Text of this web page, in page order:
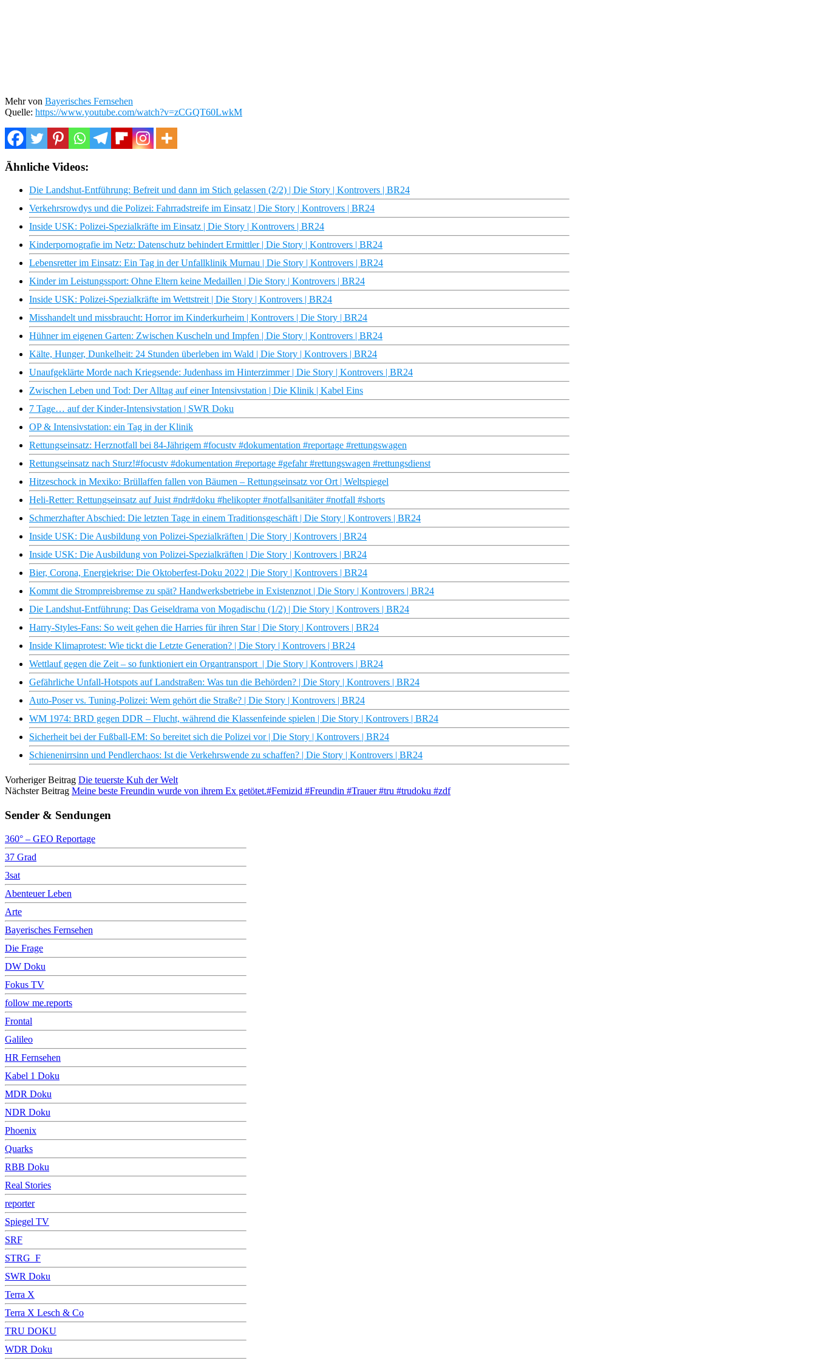
Mehr von Bayerisches Fernsehen
Quelle: https://www.youtube.com/watch?v=zCGQT60LwkM
Ähnliche Videos:
Die Landshut-Entführung: Befreit und dann im Stich gelassen (2/2) | Die Story | Kontrovers | BR24
Verkehrsrowdys und die Polizei: Fahrradstreife im Einsatz | Die Story | Kontrovers | BR24
Inside USK: Polizei-Spezialkräfte im Einsatz | Die Story | Kontrovers | BR24
Kinderpornografie im Netz: Datenschutz behindert Ermittler | Die Story | Kontrovers | BR24
Lebensretter im Einsatz: Ein Tag in der Unfallklinik Murnau | Die Story | Kontrovers | BR24
Kinder im Leistungssport: Ohne Eltern keine Medaillen | Die Story | Kontrovers | BR24
Inside USK: Polizei-Spezialkräfte im Wettstreit | Die Story | Kontrovers | BR24
Misshandelt und missbraucht: Horror im Kinderkurheim | Kontrovers | Die Story | BR24
Hühner im eigenen Garten: Zwischen Kuscheln und Impfen | Die Story | Kontrovers | BR24
Kälte, Hunger, Dunkelheit: 24 Stunden überleben im Wald | Die Story | Kontrovers | BR24
Unaufgeklärte Morde nach Kriegsende: Judenhass im Hinterzimmer | Die Story | Kontrovers | BR24
Zwischen Leben und Tod: Der Alltag auf einer Intensivstation | Die Klinik | Kabel Eins
7 Tage… auf der Kinder-Intensivstation | SWR Doku
OP & Intensivstation: ein Tag in der Klinik
Rettungseinsatz: Herznotfall bei 84-Jährigem #focustv #dokumentation #reportage #rettungswagen
Rettungseinsatz nach Sturz!#focustv #dokumentation #reportage #gefahr #rettungswagen #rettungsdienst
Hitzeschock in Mexiko: Brüllaffen fallen von Bäumen – Rettungseinsatz vor Ort | Weltspiegel
Heli-Retter: Rettungseinsatz auf Juist #ndr#doku #helikopter #notfallsanitäter #notfall #shorts
Schmerzhafter Abschied: Die letzten Tage in einem Traditionsgeschäft | Die Story | Kontrovers | BR24
Inside USK: Die Ausbildung von Polizei-Spezialkräften | Die Story | Kontrovers | BR24
Inside USK: Die Ausbildung von Polizei-Spezialkräften | Die Story | Kontrovers | BR24
Bier, Corona, Energiekrise: Die Oktoberfest-Doku 2022 | Die Story | Kontrovers | BR24
Kommt die Strompreisbremse zu spät? Handwerksbetriebe in Existenznot | Die Story | Kontrovers | BR24
Die Landshut-Entführung: Das Geiseldrama von Mogadischu (1/2) | Die Story | Kontrovers | BR24
Harry-Styles-Fans: So weit gehen die Harries für ihren Star | Die Story | Kontrovers | BR24
Inside Klimaprotest: Wie tickt die Letzte Generation? | Die Story | Kontrovers | BR24
Wettlauf gegen die Zeit – so funktioniert ein Organtransport | Die Story | Kontrovers | BR24
Gefährliche Unfall-Hotspots auf Landstraßen: Was tun die Behörden? | Die Story | Kontrovers | BR24
Auto-Poser vs. Tuning-Polizei: Wem gehört die Straße? | Die Story | Kontrovers | BR24
WM 1974: BRD gegen DDR – Flucht, während die Klassenfeinde spielen | Die Story | Kontrovers | BR24
Sicherheit bei der Fußball-EM: So bereitet sich die Polizei vor | Die Story | Kontrovers | BR24
Schienenirrsinn und Pendlerchaos: Ist die Verkehrswende zu schaffen? | Die Story | Kontrovers | BR24
Vorheriger Beitrag Die teuerste Kuh der Welt
Nächster Beitrag Meine beste Freundin wurde von ihrem Ex getötet.#Femizid #Freundin #Trauer #tru #trudoku #zdf
Sender & Sendungen
360° – GEO Reportage
37 Grad
3sat
Abenteuer Leben
Arte
Bayerisches Fernsehen
Die Frage
DW Doku
Fokus TV
follow me.reports
Frontal
Galileo
HR Fernsehen
Kabel 1 Doku
MDR Doku
NDR Doku
Phoenix
Quarks
RBB Doku
Real Stories
reporter
Spiegel TV
SRF
STRG_F
SWR Doku
Terra X
Terra X Lesch & Co
TRU DOKU
WDR Doku